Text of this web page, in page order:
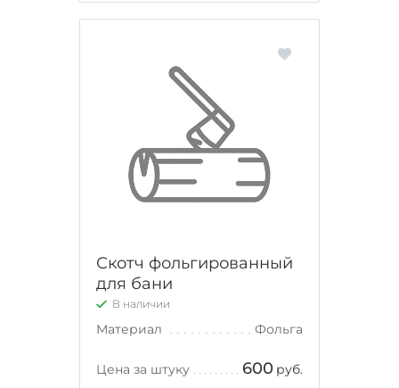
Скотч фольгированный
для бани
В наличии
Материал Фольга
Цена за штуку 600 руб.